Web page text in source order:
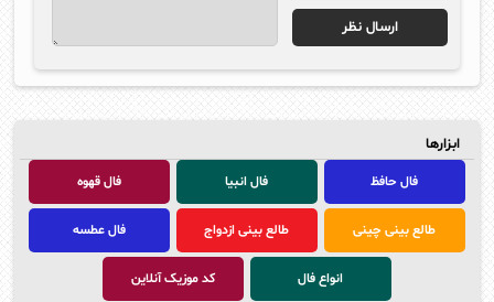
ابزارها
فال حافظ فال انبیا فال قهوه
طالع بینی چینی طالع بینی ازدواج فال عطسه
انواع فال کد موزیک آنلاین